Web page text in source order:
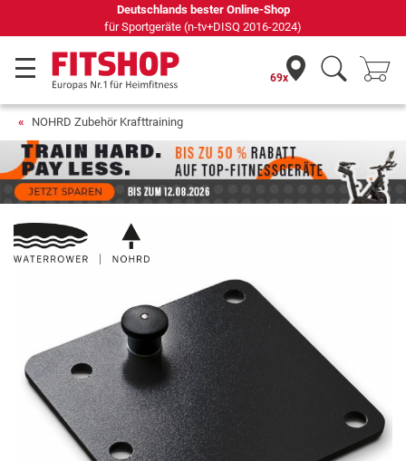
Deutschlands bester Online-Shop
für Sportgeräte (n-tv+DISQ 2016-2024)
69x
NOHRD Zubehör Krafttraining